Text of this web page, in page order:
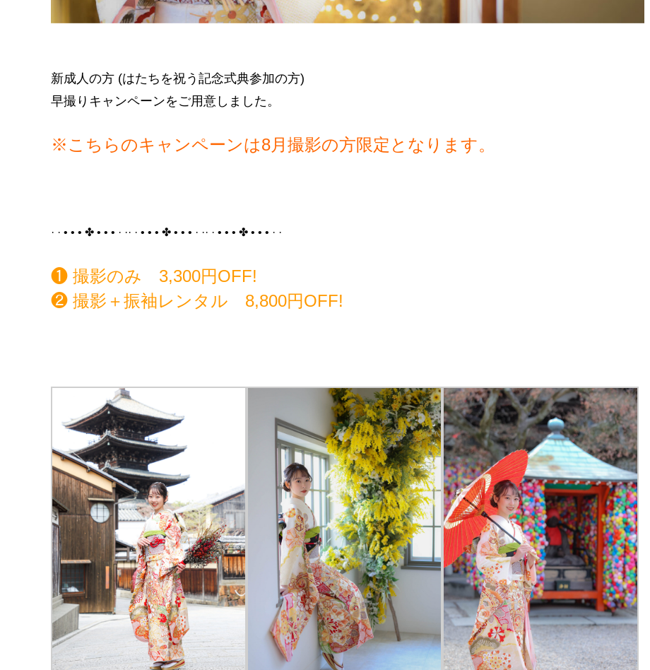
新成人の方 (はたちを祝う記念式典参加の方)
早撮りキャンペーンをご用意しました。
※こちらのキャンペーンは8月撮影の方限定となります。
· · • • • ✤ • • • · ·· · • • • ✤ • • • · ·· · • • • ✤ • • • · ·
❶ 撮影のみ 3,300円OFF!
❷ 撮影＋振袖レンタル 8,800円OFF!